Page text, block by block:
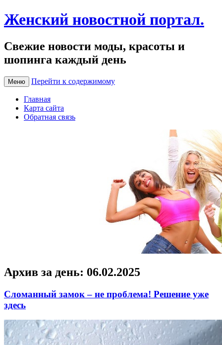
Женский новостной портал.
Свежие новости моды, красоты и
шопинга каждый день
Меню Перейти к содержимому
Главная
Карта сайта
Обратная связь
Архив за день: 06.02.2025
Сломанный замок – не проблема! Решение уже
здесь